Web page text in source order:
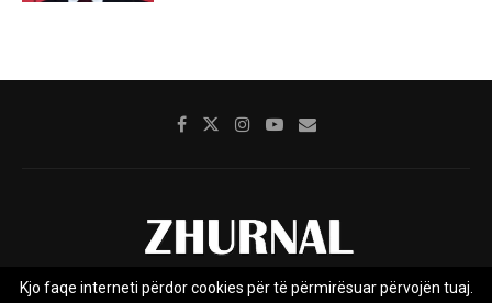
Kjo faqe interneti përdor cookies për të përmirësuar përvojën tuaj.